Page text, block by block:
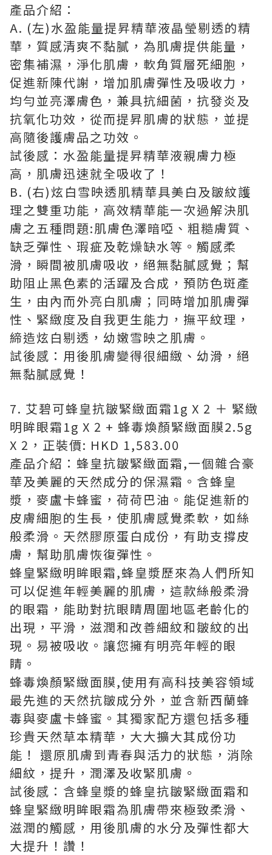
產品介紹：
A. (左)水盈能量提昇精華液晶瑩剔透的精
華，質感清爽不黏膩，為肌膚提供能量，
密集補濕，淨化肌膚，軟角質層死細胞，
促進新陳代謝，增加肌膚彈性及吸收力，
均勻並亮澤膚色，兼具抗細菌，抗發炎及
抗氧化功效，從而提昇肌膚的狀態，並提
高隨後護膚品之功效。
試後感：水盈能量提昇精華液親膚力極
高，肌膚迅速就全吸收了！
B. (右)炫白雪映透肌精華具美白及皺紋護
理之雙重功能，高效精華能一次過解決肌
膚之五種問題:肌膚色澤暗啞、粗糙膚質、
缺乏彈性、瑕疵及乾燥缺水等。觸感柔
滑，瞬間被肌膚吸收，絕無黏膩感覺；幫
助阻止黑色素的活躍及合成，預防色斑產
生，由內而外亮白肌膚；同時增加肌膚彈
性、緊緻度及自我更生能力，撫平紋理，
締造炫白剔透，幼嫩雪映之肌膚。
試後感：用後肌膚變得很細緻、幼滑，絕
無黏膩感覺！
7. 艾碧可蜂皇抗皺緊緻面霜1g X 2 ＋ 緊緻
明眸眼霜1g X 2 + 蜂毒煥顏緊緻面膜2.5g
X 2，正裝價: HKD 1,583.00
產品介紹：蜂皇抗皺緊緻面霜,一個雜合豪
華及美麗的天然成分的保濕霜。含蜂皇
漿，麥盧卡蜂蜜，荷荷巴油。能促進新的
皮膚細胞的生長，使肌膚感覺柔軟，如絲
般柔滑。天然膠原蛋白成份，有助支撐皮
膚，幫助肌膚恢復彈性。
蜂皇緊緻明眸眼霜,蜂皇漿歷來為人們所知
可以促進年輕美麗的肌膚，這款絲般柔滑
的眼霜，能助對抗眼睛周圍地區老齡化的
出現，平滑，滋潤和改善細紋和皺紋的出
現。易被吸收。讓您擁有明亮年輕的眼
睛。
蜂毒煥顏緊緻面膜,使用有高科技美容領域
最先進的天然抗皺成分外，並含新西蘭蜂
毒與麥盧卡蜂蜜。其獨家配方還包括多種
珍貴天然草本精華，大大擴大其成份功
能！ 還原肌膚到青春與活力的狀態，消除
細紋，提升，潤澤及收緊肌膚。
試後感：含蜂皇漿的蜂皇抗皺緊緻面霜和
蜂皇緊緻明眸眼霜為肌膚帶來極致柔滑、
滋潤的觸感，用後肌膚的水分及彈性都大
大提升！讚！